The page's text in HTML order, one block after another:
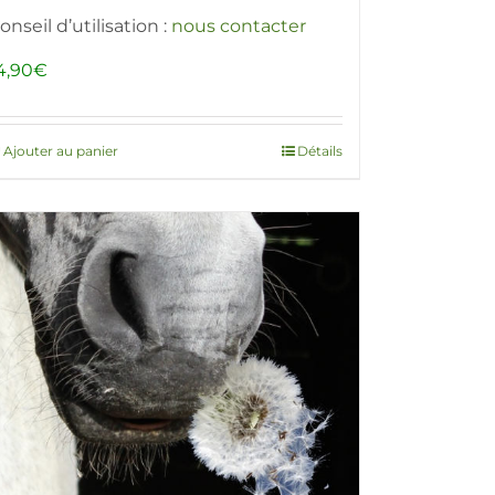
d’utilisation : nous contacter
€
Ajouter au panier Détails